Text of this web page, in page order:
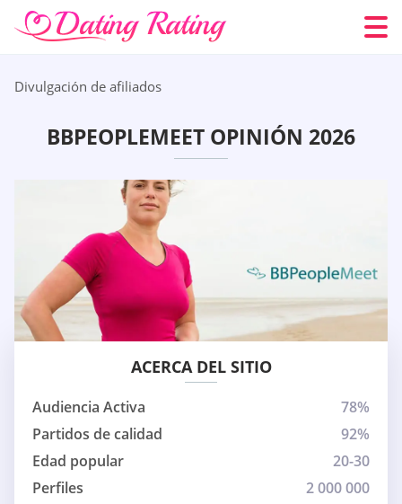
Divulgación de afiliados
BBPEOPLEMEET OPINIÓN 2026
ACERCA DEL SITIO
Audiencia Activa
78%
Partidos de calidad
92%
Edad popular
20-30
Perfiles
2 000 000